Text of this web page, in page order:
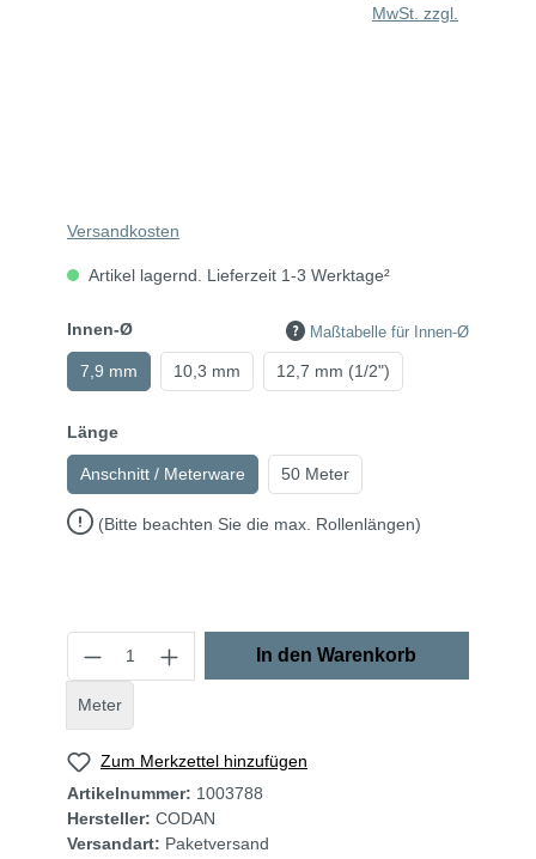
MwSt. zzgl.
Versandkosten
Artikel lagernd. Lieferzeit 1-3 Werktage²
Innen-Ø Maßtabelle für Innen-Ø
7,9 mm 10,3 mm 12,7 mm (1/2")
Länge
Anschnitt / Meterware 50 Meter
(Bitte beachten Sie die max. Rollenlängen)
Meter
In den Warenkorb
Zum Merkzettel hinzufügen
Artikelnummer: 1003788
Hersteller: CODAN
Versandart: Paketversand